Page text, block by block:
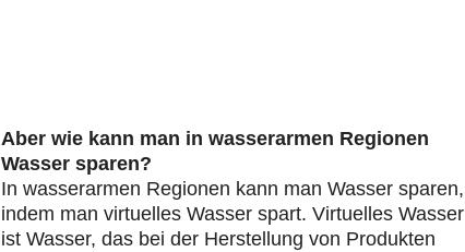
Aber wie kann man in wasserarmen Regionen
Wasser sparen?
In wasserarmen Regionen kann man Wasser sparen,
indem man virtuelles Wasser spart. Virtuelles Wasser
ist Wasser, das bei der Herstellung von Produkten